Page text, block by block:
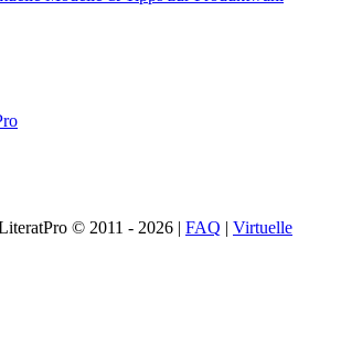
© 2011 - 2026 | FAQ | Virtuelle